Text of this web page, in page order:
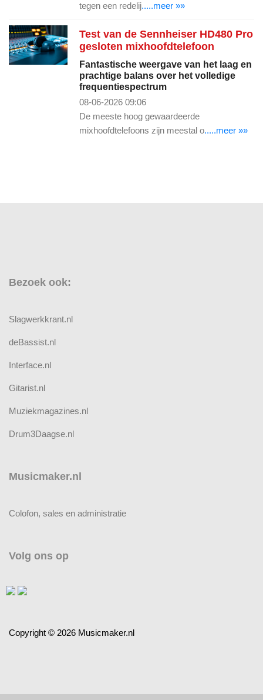
tegen een redelij.....meer »»
Test van de Sennheiser HD480 Pro
gesloten mixhoofdtelefoon
Fantastische weergave van het laag en
prachtige balans over het volledige
frequentiespectrum
08-06-2026 09:06
De meeste hoog gewaardeerde
mixhoofdtelefoons zijn meestal o.....meer »»
Bezoek ook:
Slagwerkkrant.nl
deBassist.nl
Interface.nl
Gitarist.nl
Muziekmagazines.nl
Drum3Daagse.nl
Musicmaker.nl
Colofon, sales en administratie
Volg ons op
Copyright © 2026 Musicmaker.nl